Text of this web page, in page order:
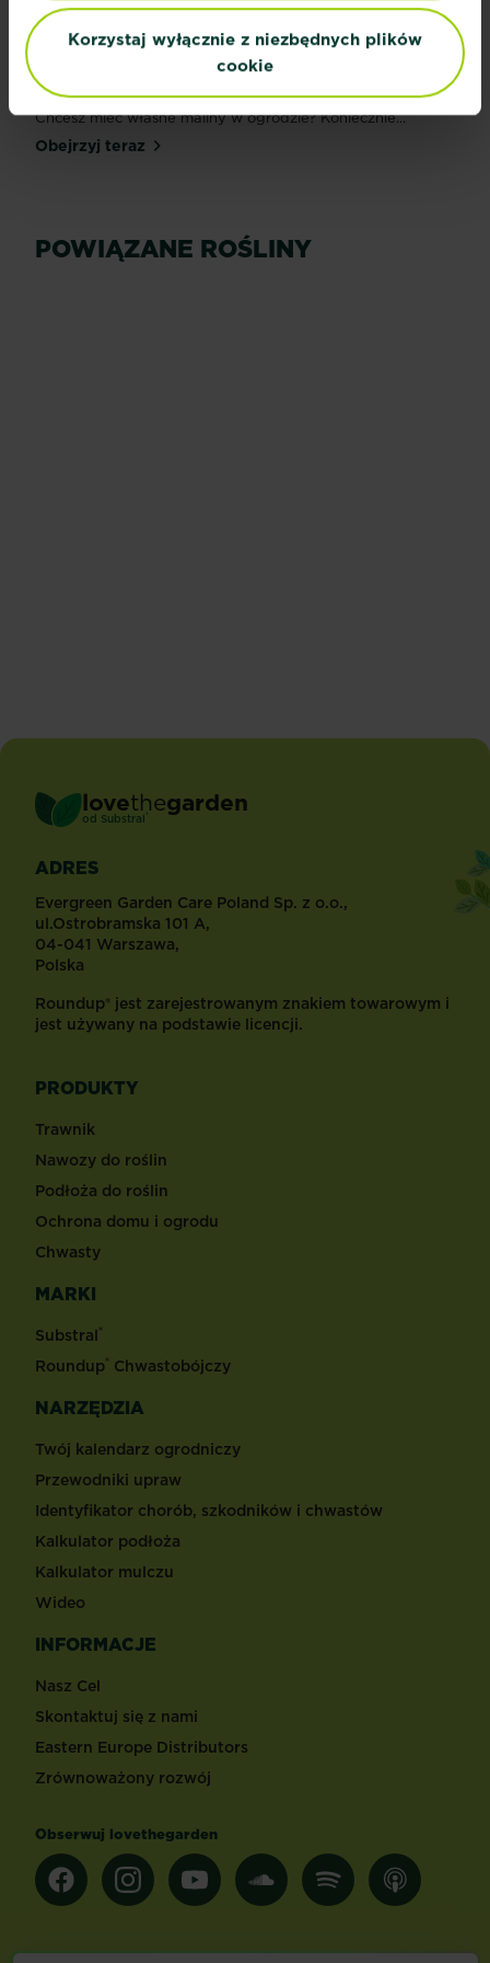
Korzystaj wyłącznie z niezbędnych plików
cookie
Wyhoduj sam! Maliny
Chcesz mieć własne maliny w ogrodzie? Koniecznie...
Obejrzyj teraz
POWIĄZANE ROŚLINY
lovethegarden
od Substral ®
ADRES
Evergreen Garden Care Poland Sp. z o.o.,
ul.Ostrobramska 101 A,
04-041 Warszawa,
Polska
Roundup® jest zarejestrowanym znakiem towarowym i
jest używany na podstawie licencji.
PRODUKTY
Trawnik
Nawozy do roślin
Podłoża do roślin
Ochrona domu i ogrodu
Chwasty
MARKI
Substral®
Roundup® Chwastobójczy
NARZĘDZIA
Twój kalendarz ogrodniczy
Przewodniki upraw
Identyfikator chorób, szkodników i chwastów
Kalkulator podłoża
Kalkulator mulczu
Wideo
INFORMACJE
Nasz Cel
Skontaktuj się z nami
Eastern Europe Distributors
Zrównoważony rozwój
Obserwuj lovethegarden